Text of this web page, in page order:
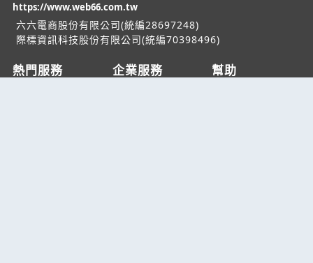
https://www.web66.com.tw
六六電商股份有限公司(統編28697248)
際標資訊科技股份有限公司(統編70398496)
熱門服務 企業服務 幫助